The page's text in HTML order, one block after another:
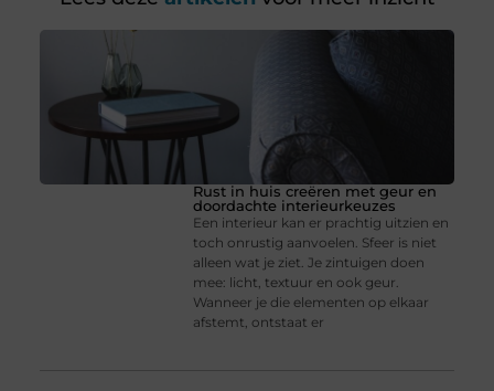
Rust in huis creëren met geur en
doordachte interieurkeuzes
Een interieur kan er prachtig uitzien en
toch onrustig aanvoelen. Sfeer is niet
alleen wat je ziet. Je zintuigen doen
mee: licht, textuur en ook geur.
Wanneer je die elementen op elkaar
afstemt, ontstaat er